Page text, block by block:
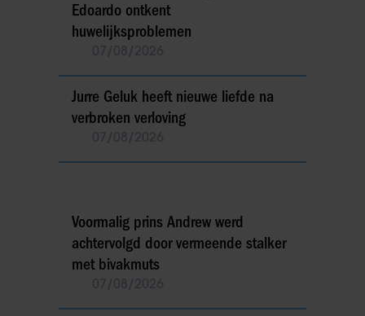
Edoardo ontkent
huwelijksproblemen
Jurre Geluk heeft nieuwe liefde na
verbroken verloving
Voormalig prins Andrew werd
achtervolgd door vermeende stalker
met bivakmuts